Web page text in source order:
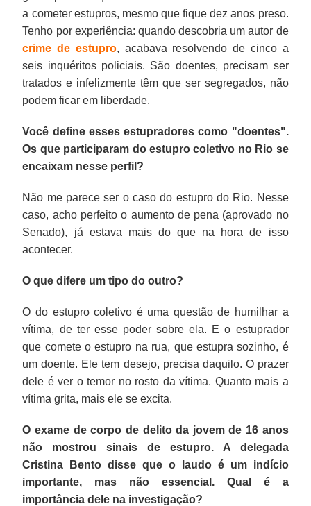
a cometer estupros, mesmo que fique dez anos preso.
Tenho por experiência: quando descobria um autor de
crime de estupro, acabava resolvendo de cinco a
seis inquéritos policiais. São doentes, precisam ser
tratados e infelizmente têm que ser segregados, não
podem ficar em liberdade.
Você define esses estupradores como "doentes".
Os que participaram do estupro coletivo no Rio se
encaixam nesse perfil?
Não me parece ser o caso do estupro do Rio. Nesse
caso, acho perfeito o aumento de pena (aprovado no
Senado), já estava mais do que na hora de isso
acontecer.
O que difere um tipo do outro?
O do estupro coletivo é uma questão de humilhar a
vítima, de ter esse poder sobre ela. E o estuprador
que comete o estupro na rua, que estupra sozinho, é
um doente. Ele tem desejo, precisa daquilo. O prazer
dele é ver o temor no rosto da vítima. Quanto mais a
vítima grita, mais ele se excita.
O exame de corpo de delito da jovem de 16 anos
não mostrou sinais de estupro. A delegada
Cristina Bento disse que o laudo é um indício
importante, mas não essencial. Qual é a
importância dele na investigação?